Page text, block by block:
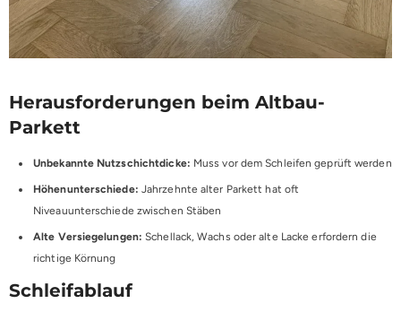
Herausforderungen beim Altbau-
Parkett
Unbekannte Nutzschichtdicke: Muss vor dem Schleifen geprüft werden
Höhenunterschiede: Jahrzehnte alter Parkett hat oft
Niveauunterschiede zwischen Stäben
Alte Versiegelungen: Schellack, Wachs oder alte Lacke erfordern die
richtige Körnung
Schleifablauf